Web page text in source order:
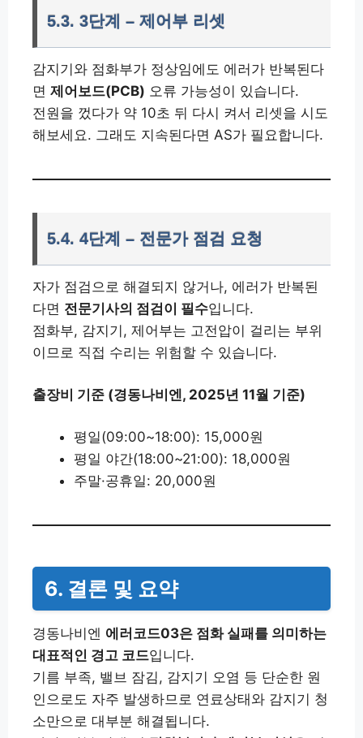
5.3. 3단계 – 제어부 리셋
감지기와 점화부가 정상임에도 에러가 반복된다
면 제어보드(PCB) 오류 가능성이 있습니다.
전원을 껐다가 약 10초 뒤 다시 켜서 리셋을 시도
해보세요. 그래도 지속된다면 AS가 필요합니다.
5.4. 4단계 – 전문가 점검 요청
자가 점검으로 해결되지 않거나, 에러가 반복된
다면 전문기사의 점검이 필수입니다.
점화부, 감지기, 제어부는 고전압이 걸리는 부위
이므로 직접 수리는 위험할 수 있습니다.
출장비 기준 (경동나비엔, 2025년 11월 기준)
평일(09:00~18:00): 15,000원
평일 야간(18:00~21:00): 18,000원
주말·공휴일: 20,000원
6. 결론 및 요약
경동나비엔 에러코드03은 점화 실패를 의미하는
대표적인 경고 코드입니다.
기름 부족, 밸브 잠김, 감지기 오염 등 단순한 원
인으로도 자주 발생하므로 연료상태와 감지기 청
소만으로 대부분 해결됩니다.